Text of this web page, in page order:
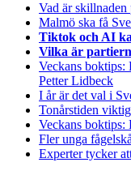
Vad är
Malmö ska få
Tiktok och AI
Vilka är
Veckans boktips:
Petter Lidbeck
I år är det val i
Tonårstiden
Veckans boktips:
Fler unga
Experter tycker